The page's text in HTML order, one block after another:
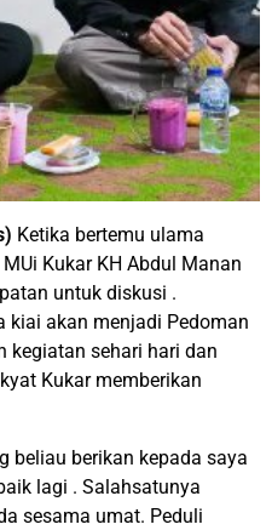
Ketika bertemu ulama
Kukar KH Abdul Manan
untuk diskusi .
kiai akan menjadi Pedoman
kegiatan sehari hari dan
Kukar memberikan
beliau berikan kepada saya
lagi . Salahsatunya
sesama umat. Peduli